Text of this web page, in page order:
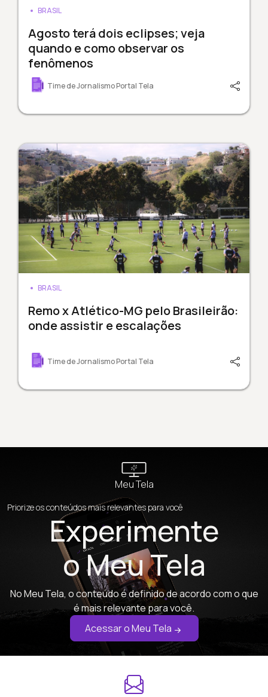
BRASIL
Agosto terá dois eclipses; veja
quando e como observar os
fenômenos
Time de Jornalismo Portal Tela
BRASIL
Remo x Atlético-MG pelo Brasileirão:
onde assistir e escalações
Time de Jornalismo Portal Tela
Meu Tela
Priorize os conteúdos mais relevantes para você
Experimente
o Meu Tela
No Meu Tela, o conteúdo é definido de acordo com o que
é mais relevante para você.
Acessar o Meu Tela